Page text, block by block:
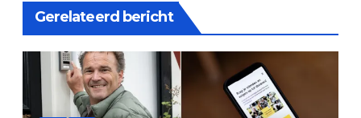
Gerelateerd bericht